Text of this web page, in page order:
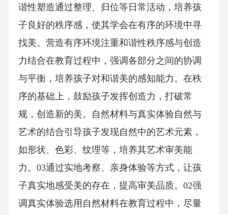
谐性塑造通过整理、归位等日常活动，培养孩
子良好的秩序感，使其学会在有序的环境中寻
找美。营造有序环境注重和谐性秩序感与创造
力结合在教育过程中，强调各部分之间的协调
与平衡，培养孩子对和谐美的感知能力。在秩
序的基础上，鼓励孩子发挥创造力，打破常
规，创造新的美。自然材料与真实体验自然与
艺术的结合引导孩子发现自然中的艺术元素，
如形状、色彩、纹理等，培养其艺术审美能
力。03通过实地考察、亲身体验等方式，让孩
子真实地感受美的存在，提高审美品质。02强
调真实体验选用自然材料在教育过程中，尽量